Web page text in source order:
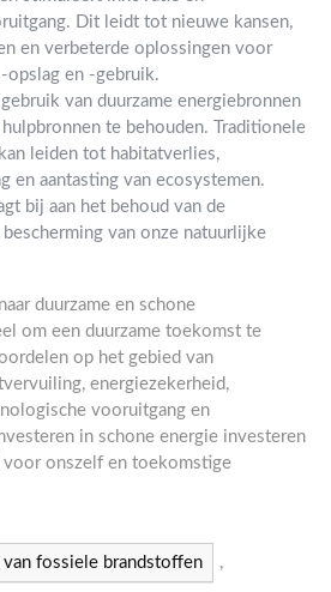
Dit leidt tot nieuwe kansen,
en verbeterde oplossingen voor
opslag en -gebruik.
van duurzame energiebronnen
te behouden. Traditionele
leiden tot habitatverlies,
en aantasting van ecosystemen.
bij aan het behoud van de
van onze natuurlijke
duurzame en schone
om een duurzame toekomst te
op het gebied van
energiezekerheid,
vooruitgang en
in schone energie investeren
onszelf en toekomstige
fossiele brandstoffen ,